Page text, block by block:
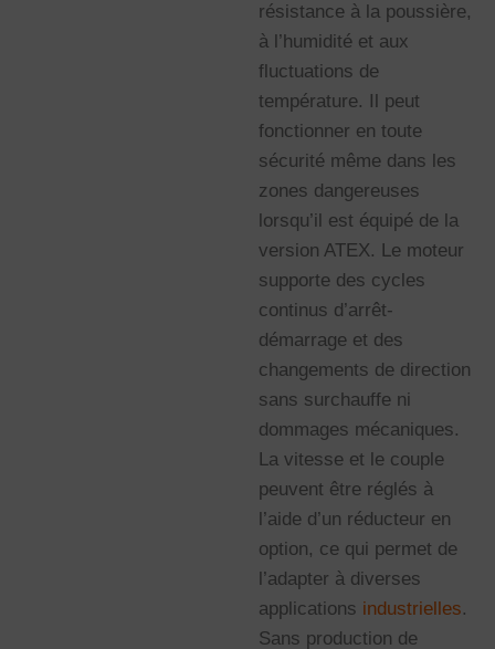
résistance à la poussière,
à l’humidité et aux
fluctuations de
température. Il peut
fonctionner en toute
sécurité même dans les
zones dangereuses
lorsqu’il est équipé de la
version ATEX. Le moteur
supporte des cycles
continus d’arrêt-
démarrage et des
changements de direction
sans surchauffe ni
dommages mécaniques.
La vitesse et le couple
peuvent être réglés à
l’aide d’un réducteur en
option, ce qui permet de
l’adapter à diverses
applications industrielles.
Sans production de